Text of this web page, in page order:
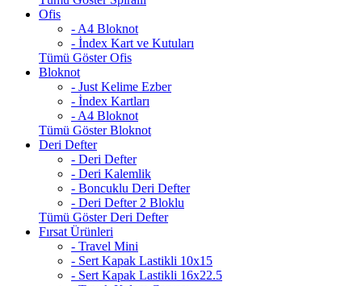
Ofis
- A4 Bloknot
- İndex Kart ve Kutuları
Tümü Göster Ofis
Bloknot
- Just Kelime Ezber
- İndex Kartları
- A4 Bloknot
Tümü Göster Bloknot
Deri Defter
- Deri Defter
- Deri Kalemlik
- Boncuklu Deri Defter
- Deri Defter 2 Bloklu
Tümü Göster Deri Defter
Fırsat Ürünleri
- Travel Mini
- Sert Kapak Lastikli 10x15
- Sert Kapak Lastikli 16x22.5